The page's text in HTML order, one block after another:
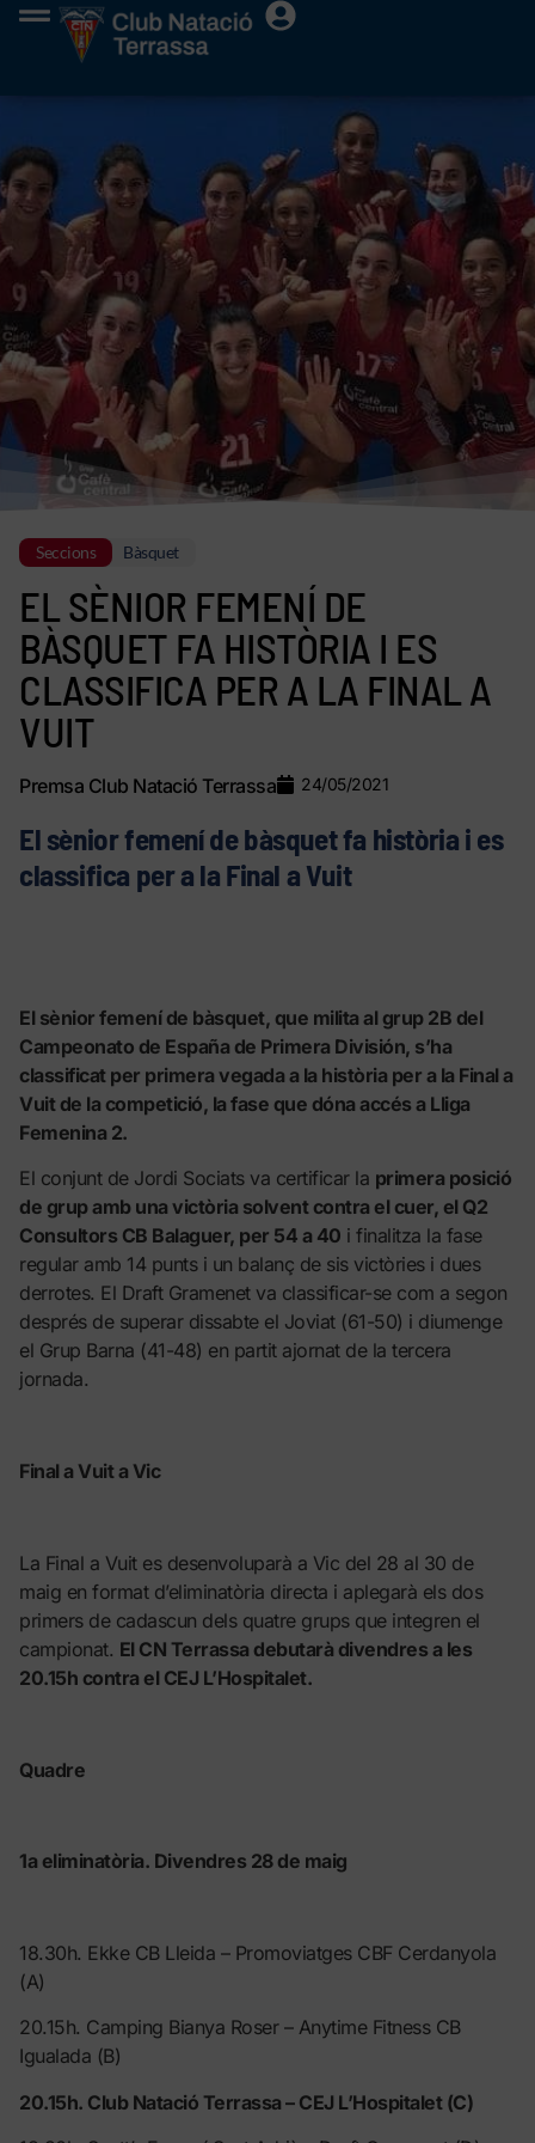
Seccions Bàsquet
EL SÈNIOR FEMENÍ DE
BÀSQUET FA HISTÒRIA I ES
CLASSIFICA PER A LA FINAL A
VUIT
Premsa Club Natació Terrassa 24/05/2021
El sènior femení de bàsquet fa història i es
classifica per a la Final a Vuit
El sènior femení de bàsquet, que milita al grup 2B del
Campeonato de España de Primera División, s’ha
classificat per primera vegada a la història per a la Final a
Vuit de la competició, la fase que dóna accés a Lliga
Femenina 2.
El conjunt de Jordi Sociats va certificar la primera posició
de grup amb una victòria solvent contra el cuer, el Q2
Consultors CB Balaguer, per 54 a 40 i finalitza la fase
regular amb 14 punts i un balanç de sis victòries i dues
derrotes. El Draft Gramenet va classificar-se com a segon
després de superar dissabte el Joviat (61-50) i diumenge
el Grup Barna (41-48) en partit ajornat de la tercera
jornada.
Final a Vuit a Vic
La Final a Vuit es desenvoluparà a Vic del 28 al 30 de
maig en format d’eliminatòria directa i aplegarà els dos
primers de cadascun dels quatre grups que integren el
campionat. El CN Terrassa debutarà divendres a les
20.15h contra el CEJ L’Hospitalet.
Quadre
1a eliminatòria. Divendres 28 de maig
18.30h. Ekke CB Lleida – Promoviatges CBF Cerdanyola
(A)
20.15h. Camping Bianya Roser – Anytime Fitness CB
Igualada (B)
20.15h. Club Natació Terrassa – CEJ L’Hospitalet (C)